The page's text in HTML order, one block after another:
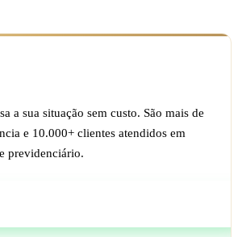
a sua situação sem custo. São mais de
e 10.000+ clientes atendidos em
previdenciário.